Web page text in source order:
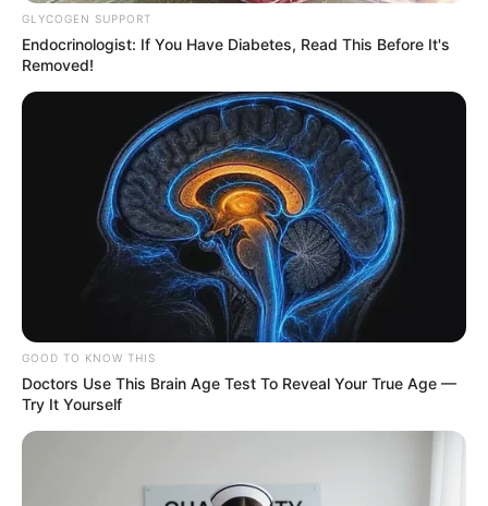
Μια 47χρονη γυναίκα έχασε τη ζωή της και
ένας 56χρονος άνδρας τραυματίστηκε ελαφρά,
σε τροχαίο δυστύχημα που σημειώθηκε το
μεσημέρι της Κυριακής στη Σιθωνία
Χαλκιδικής
GLYCOGEN SUPPORT
Endocrinologist: If You Have Diabetes, Read This Before It's
Removed!
GOOD TO KNOW THIS
Doctors Use This Brain Age Test To Reveal Your True Age —
Try It Yourself